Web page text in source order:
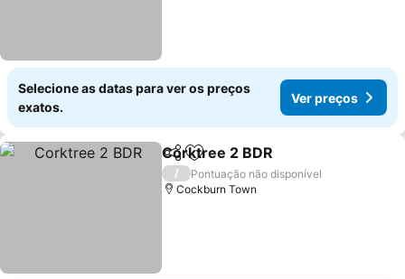
Selecione as datas para ver os preços
exatos.
Ver preços
PartilharAdicionar aos favoritos
Corktree 2 BDR
/
Pontuação não disponível
Cockburn Town